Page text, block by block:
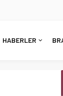
HABERLER